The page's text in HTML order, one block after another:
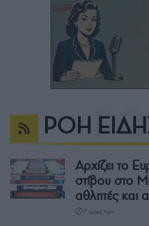
ΡΟΗ
Αρχίζει το
στίβου στο
αθλητές και
7 ώρες πριν